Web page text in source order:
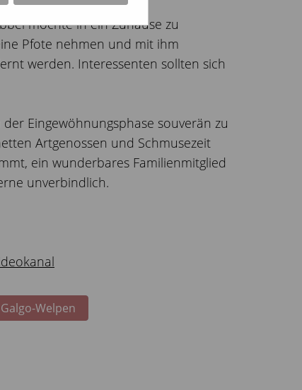
oder andere
möchte in ein Zuhause zu
Pfote nehmen und mit ihm
werden. Interessenten sollten sich
Eingewöhnungsphase souverän zu
Artgenossen und Schmusezeit
ein wunderbares Familienmitglied
unverbindlich.
Galgo-Welpen